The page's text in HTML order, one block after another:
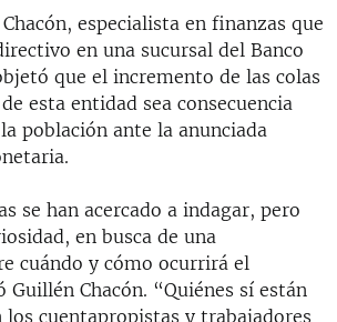
especialista en finanzas que
en una sucursal del Banco
que el incremento de las colas
esta entidad sea consecuencia
población ante la anunciada
se han acercado a indagar, pero
en busca de una
cuándo y cómo ocurrirá el
Guillén Chacón. “Quiénes sí están
los cuentapropistas y trabajadores